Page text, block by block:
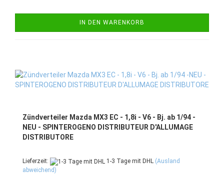
IN DEN WARENKORB
Zündverteiler Mazda MX3 EC - 1,8i - V6 - Bj. ab 1/94 -
NEU - SPINTEROGENO DISTRIBUTEUR D'ALLUMAGE
DISTRIBUTORE
Lieferzeit: 1-3 Tage mit DHL (Ausland
abweichend)